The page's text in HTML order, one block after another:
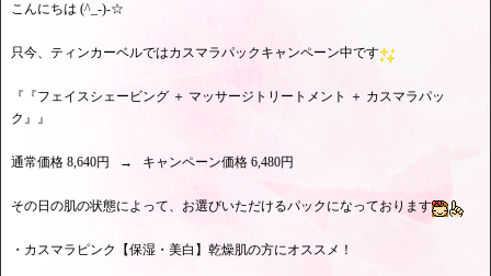
こんにちは (^_-)-☆
只今、ティンカーベルではカスマラパックキャンペーン中です
『『フェイスシェービング ＋ マッサージトリートメント ＋ カスマラパッ
ク』』
通常価格 8,640円 → キャンペーン価格 6,480円
その日の肌の状態によって、お選びいただけるパックになっております
・カスマラピンク【保湿・美白】乾燥肌の方にオススメ！